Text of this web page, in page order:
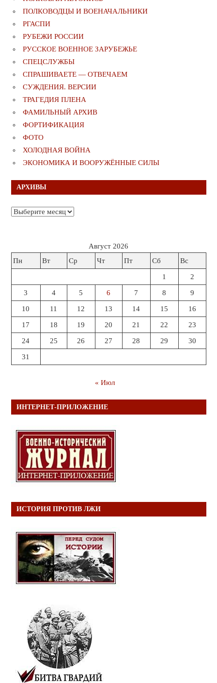
ПОЛКОВОДЦЫ И ВОЕНАЧАЛЬНИКИ
РГАСПИ
РУБЕЖИ РОССИИ
РУССКОЕ ВОЕННОЕ ЗАРУБЕЖЬЕ
СПЕЦСЛУЖБЫ
СПРАШИВАЕТЕ — ОТВЕЧАЕМ
СУЖДЕНИЯ. ВЕРСИИ
ТРАГЕДИЯ ПЛЕНА
ФАМИЛЬНЫЙ АРХИВ
ФОРТИФИКАЦИЯ
ФОТО
ХОЛОДНАЯ ВОЙНА
ЭКОНОМИКА И ВООРУЖЁННЫЕ СИЛЫ
АРХИВЫ
Архивы
Август 2026
Пн
Вт Ср Чт Пт Сб Вс
1 2
3 4 5 6 7 8 9
10 11 12 13 14 15 16
17 18 19 20 21 22 23
24 25 26 27 28 29 30
31
« Июл
ИНТЕРНЕТ-ПРИЛОЖЕНИЕ
ИСТОРИЯ ПРОТИВ ЛЖИ